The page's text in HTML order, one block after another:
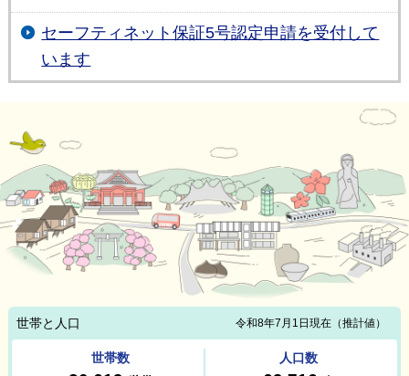
セーフティネット保証5号認定申請を受付して
います